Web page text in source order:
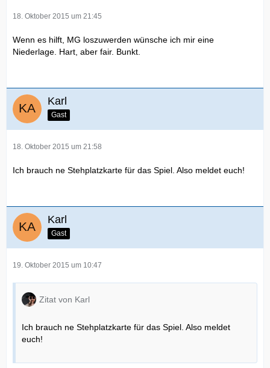
18. Oktober 2015 um 21:45
Wenn es hilft, MG loszuwerden wünsche ich mir eine
Niederlage. Hart, aber fair. Bunkt.
Karl
Gast
18. Oktober 2015 um 21:58
Ich brauch ne Stehplatzkarte für das Spiel. Also meldet euch!
Karl
Gast
19. Oktober 2015 um 10:47
Zitat von Karl
Ich brauch ne Stehplatzkarte für das Spiel. Also meldet
euch!